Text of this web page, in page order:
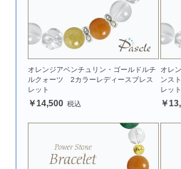
オレンジアベンチュリン・ゴールドルチ
ルクォーツ 2カラーレディースブレス
レット
14,500
オレ
ンス
レット